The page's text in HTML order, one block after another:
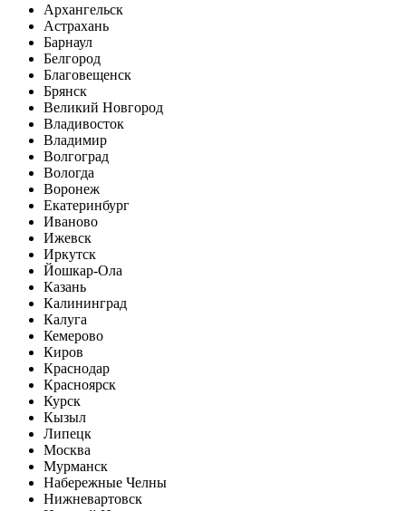
Архангельск
Астрахань
Барнаул
Белгород
Благовещенск
Брянск
Великий Новгород
Владивосток
Владимир
Волгоград
Вологда
Воронеж
Екатеринбург
Иваново
Ижевск
Иркутск
Йошкар-Ола
Казань
Калининград
Калуга
Кемерово
Киров
Краснодар
Красноярск
Курск
Кызыл
Липецк
Москва
Мурманск
Набережные Челны
Нижневартовск